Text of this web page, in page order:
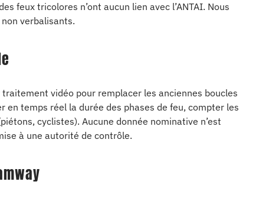
feux tricolores n’ont aucun lien avec l’ANTAI. Nous
verbalisants.
vidéo pour remplacer les anciennes boucles
en temps réel la durée des phases de feu, compter les
cyclistes). Aucune donnée nominative n’est
à une autorité de contrôle.